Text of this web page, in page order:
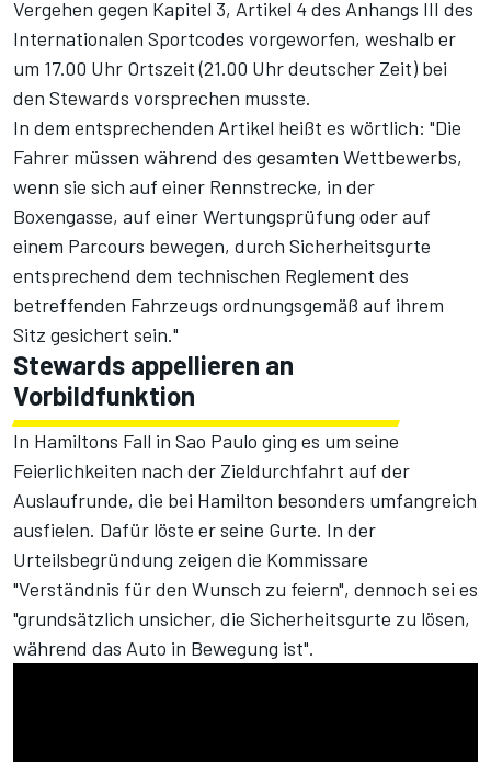
Vergehen gegen Kapitel 3, Artikel 4 des Anhangs III des
Internationalen Sportcodes vorgeworfen, weshalb er
um 17.00 Uhr Ortszeit (21.00 Uhr deutscher Zeit) bei
den Stewards vorsprechen musste.
In dem entsprechenden Artikel heißt es wörtlich: "Die
Fahrer müssen während des gesamten Wettbewerbs,
wenn sie sich auf einer Rennstrecke, in der
Boxengasse, auf einer Wertungsprüfung oder auf
einem Parcours bewegen, durch Sicherheitsgurte
entsprechend dem technischen Reglement des
betreffenden Fahrzeugs ordnungsgemäß auf ihrem
Sitz gesichert sein."
Stewards appellieren an
Vorbildfunktion
In Hamiltons Fall in Sao Paulo ging es um seine
Feierlichkeiten nach der Zieldurchfahrt auf der
Auslaufrunde, die bei Hamilton besonders umfangreich
ausfielen. Dafür löste er seine Gurte. In der
Urteilsbegründung zeigen die Kommissare
"Verständnis für den Wunsch zu feiern", dennoch sei es
"grundsätzlich unsicher, die Sicherheitsgurte zu lösen,
während das Auto in Bewegung ist".